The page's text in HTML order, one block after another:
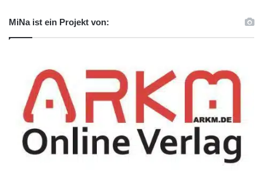
MiNa ist ein Projekt von: